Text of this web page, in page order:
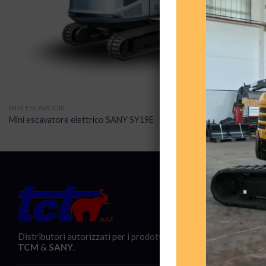
MINI ESCAVATORI
Mini escavatore elettrico SANY SY19E
Distributori autorizzati per i prodotti
TCM & SANY.
Contatti:
Via
86039 -
+39